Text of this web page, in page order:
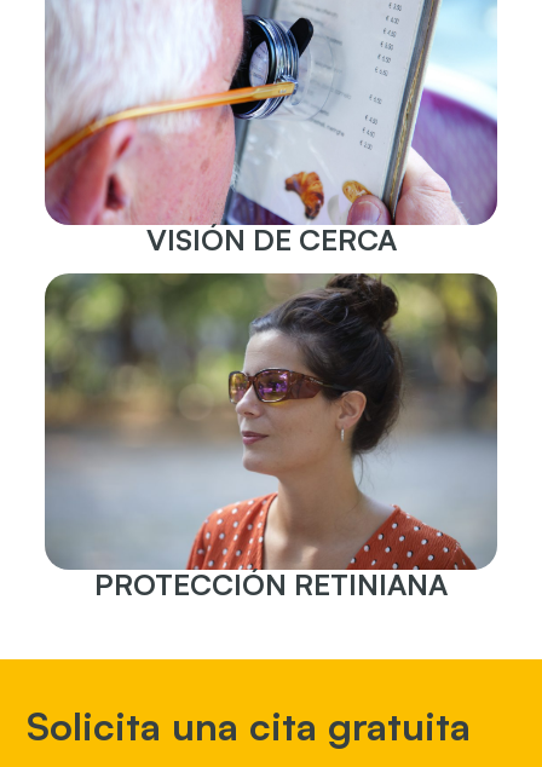
VISIÓN DE CERCA
PROTECCIÓN RETINIANA
Solicita una cita gratuita